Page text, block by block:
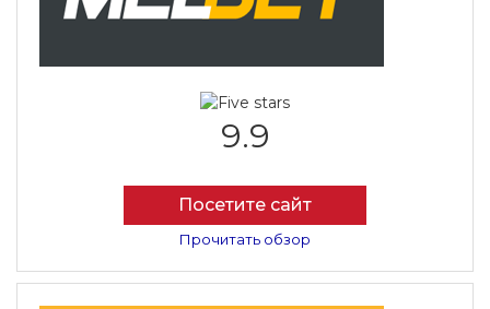
9.9
Посетите сайт
Прочитать обзор